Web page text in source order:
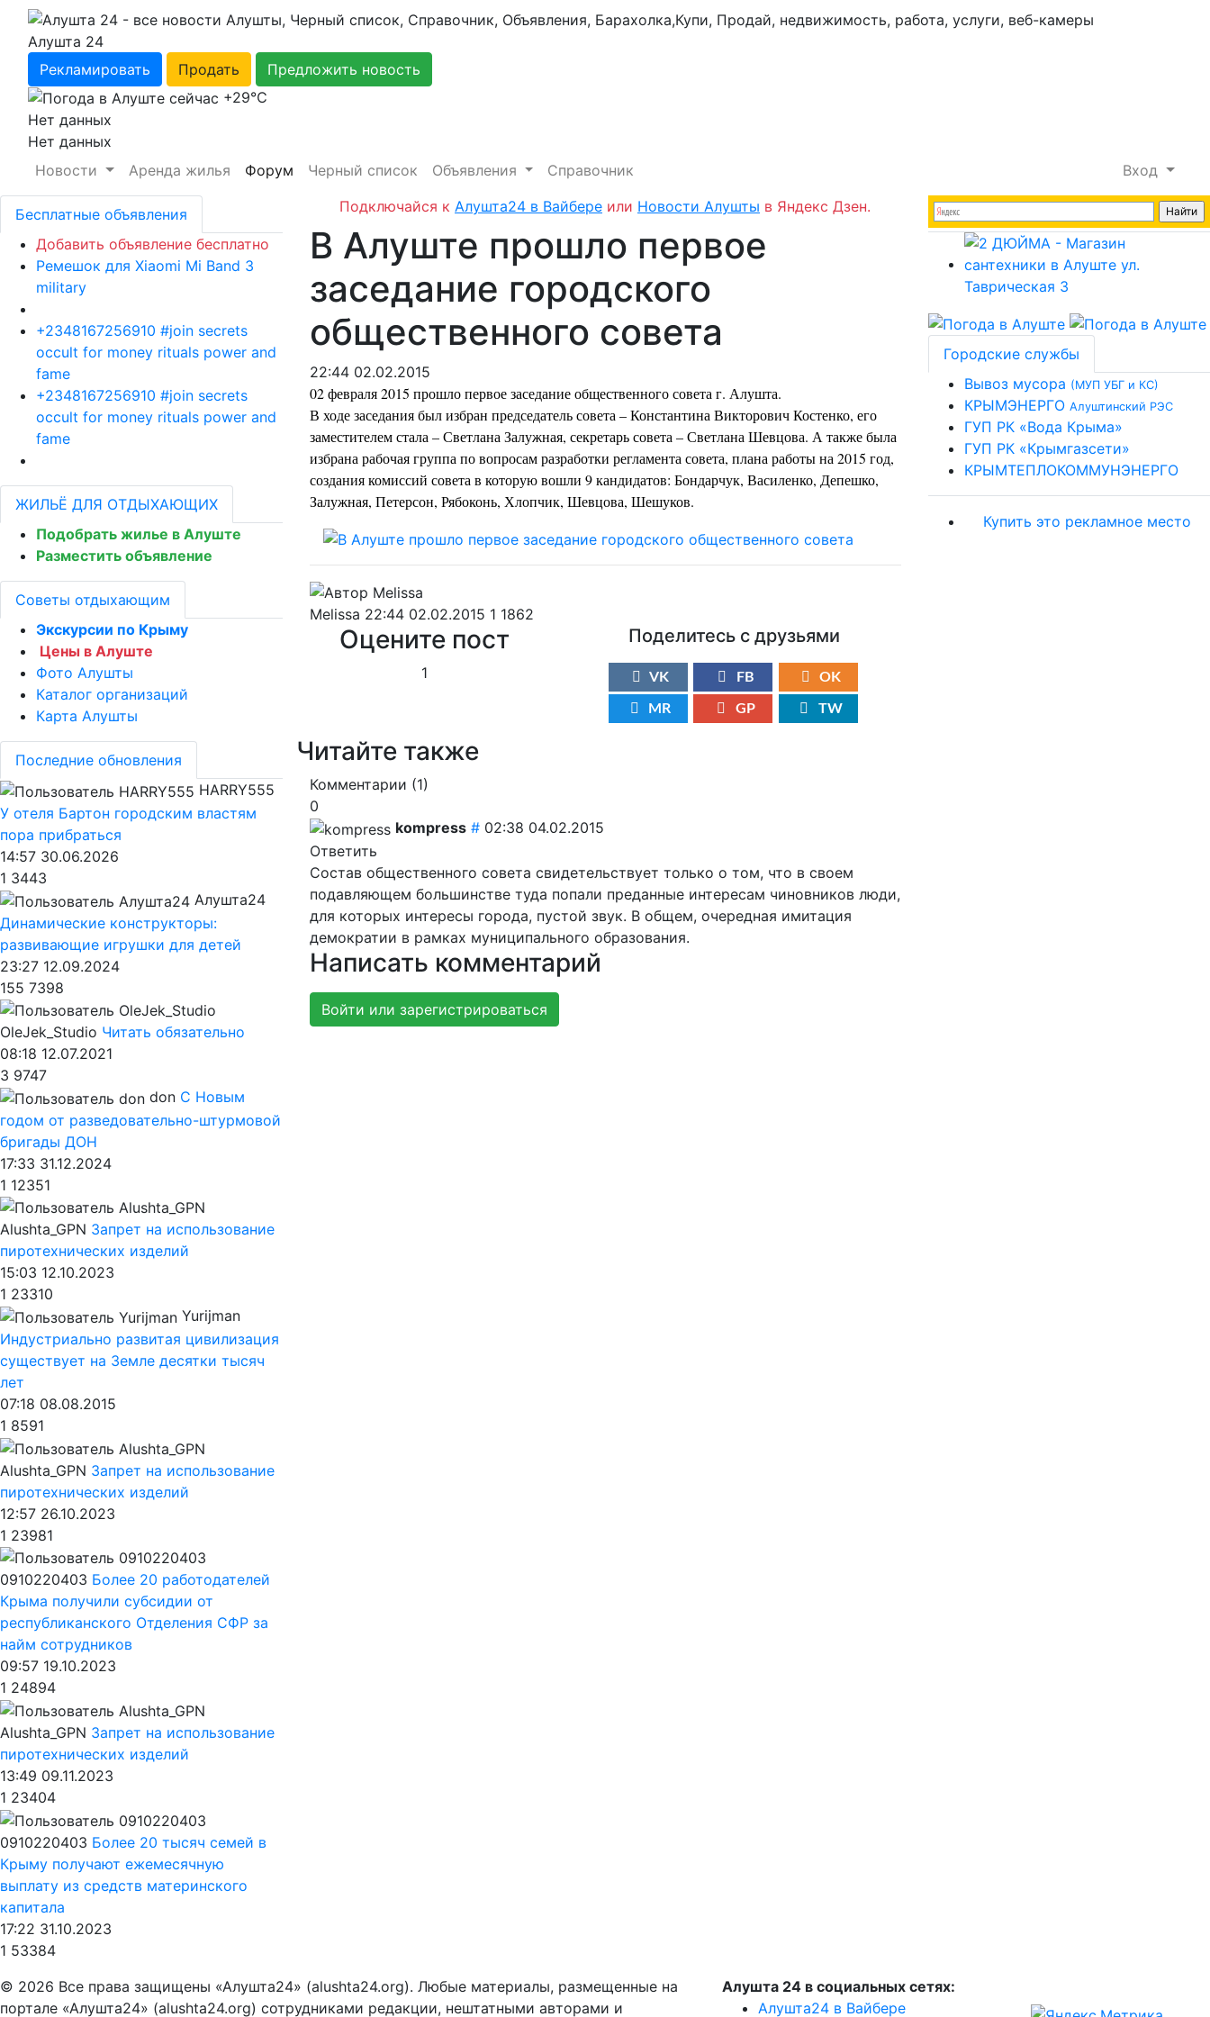
Алушта 24
Рекламировать
Продать
Предложить новость
+29℃
Нет данных
Нет данных
Новости
Аренда жилья Форум Черный список Объявления Справочник
Вход
Подключайся к Алушта24 в Вайбере или Новости Алушты в Яндекс Дзен.
В Алуште прошло первое
заседание городского
общественного совета
22:44 02.02.2015
02 февраля 2015 прошлопервое заседание общественного совета г. Алушта.
В ходе заседания был избран председатель совета – Константина Викторович Костенко, его
заместителем стала – Светлана Залужная, секретарь совета – Светлана Шевцова. А также была
избрана рабочая группа по вопросам разработки регламента совета, плана работы на 2015 год,
создания комиссий совета в которую вошли 9 кандидатов: Бондарчук, Василенко, Депешко,
Залужная, Петерсон, Рябоконь, Хлопчик, Шевцова, Шешуков.
Melissa 22:44 02.02.2015 1 1862
Оцените пост
1
Поделитесь с друзьями
VK FB OK
MR GP TW
Читайте также
Комментарии (1)
0
kompress # 02:38 04.02.2015
Ответить
Состав общественного совета свидетельствует только о том, что в своем
подавляющем большинстве туда попали преданные интересам чиновников люди,
для которых интересы города, пустой звук. В общем, очередная имитация
демократии в рамках муниципального образования.
Написать комментарий
Войти или зарегистрироваться
Бесплатные объявления
Добавить объявление бесплатно
Ремешок для Xiaomi Mi Band 3
military
+2348167256910 #join secrets
occult for money rituals power and
fame
+2348167256910 #join secrets
occult for money rituals power and
fame
ЖИЛЬЁ ДЛЯ ОТДЫХАЮЩИХ
Подобрать жилье в Алуште
Разместить объявление
Советы отдыхающим
Экскурсии по Крыму
Цены в Алуште
Фото Алушты
Каталог организаций
Карта Алушты
Последние обновления
HARRY555
У отеля Бартон городским властям
пора прибраться
14:57 30.06.2026
1 3443
Алушта24
Динамические конструкторы:
развивающие игрушки для детей
23:27 12.09.2024
155 7398
OleJek_Studio Читать обязательно
08:18 12.07.2021
3 9747
don С Новым
годом от разведовательно-штурмовой
бригады ДОН
17:33 31.12.2024
1 12351
Alushta_GPN Запрет на использование
пиротехнических изделий
15:03 12.10.2023
1 23310
Yurijman
Индустриально развитая цивилизация
существует на Земле десятки тысяч
лет
07:18 08.08.2015
1 8591
Alushta_GPN Запрет на использование
пиротехнических изделий
12:57 26.10.2023
1 23981
0910220403 Более 20 работодателей
Крыма получили субсидии от
республиканского Отделения СФР за
найм сотрудников
09:57 19.10.2023
1 24894
Alushta_GPN Запрет на использование
пиротехнических изделий
13:49 09.11.2023
1 23404
0910220403 Более 20 тысяч семей в
Крыму получают ежемесячную
выплату из средств материнского
капитала
17:22 31.10.2023
1 53384
Городские службы
Вывоз мусора (МУП УБГ и КС)
КРЫМЭНЕРГО Алуштинский РЭС
ГУП РК «Вода Крыма»
ГУП РК «Крымгазсети»
КРЫМТЕПЛОКОММУНЭНЕРГО
Купить это рекламное место
© 2026 Все права защищены «Алушта24» (alushta24.org). Любые материалы, размещенные на
портале «Алушта24» (alushta24.org) сотрудниками редакции, нештатными авторами и
Алушта 24 в социальных сетях:
Алушта24 в Вайбере